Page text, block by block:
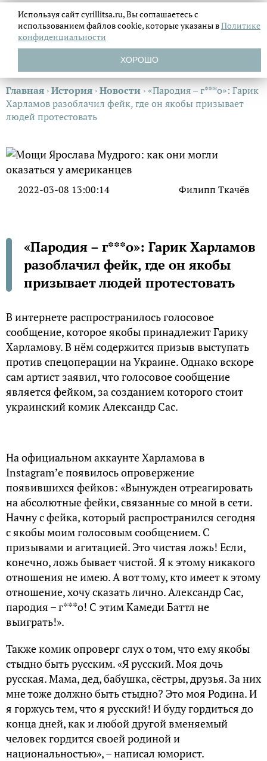
Главная ›История ›Новости ›«Пародия – г***о»: Гарик
Харламов разоблачил фейк, где он якобы призывает
людей протестовать
2022-03-08 13:00:14 Филипп Ткачёв
«Пародия – г***о»: Гарик Харламов
разоблачил фейк, где он якобы
призывает людей протестовать
В интернете распространилось голосовое
сообщение, которое якобы принадлежит Гарику
Харламову. В нём содержится призыв выступать
против спецоперации на Украине. Однако вскоре
сам артист заявил, что голосовое сообщение
является фейком, за созданием которого стоит
украинский комик Александр Сас.
На официальном аккаунте Харламова в
Instagram’е появилось опровержение
появившихся фейков: «Вынужден отреагировать
на абсолютные фейки, связанные со мной в сети.
Начну с фейка, который распространился сегодня
с якобы моим голосовым сообщением. С
призывами и агитацией. Это чистая ложь! Если,
конечно, ложь бывает чистой. Я к этому никакого
отношения не имею. А вот тому, кто имеет к этому
отношение, хочу сказать лично. Александр Сас,
пародия – г***о! С этим Камеди Баттл не
выиграть!».
Также комик опроверг слух о том, что ему якобы
стыдно быть русским. «Я русский. Моя дочь
русская. Мама, дед, бабушка, сёстры, друзья. За них
мне тоже должно быть стыдно? Это моя Родина. И
я горжусь тем, что я русский! И буду гордиться до
конца дней, как и любой другой вменяемый
человек гордится своей родиной и
национальностью», – написал юморист.
Используя сайт cyrillitsa.ru, Вы соглашаетесь с
использованием файловcookie, которые указаны вПолитике
конфиденциальности
ХОРОШО